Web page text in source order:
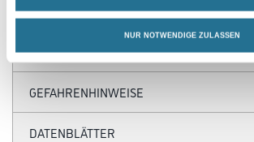
NUR NOTWENDIGE ZULASSEN
ZUSATZINFOS
GEFAHRENHINWEISE
DATENBLÄTTER